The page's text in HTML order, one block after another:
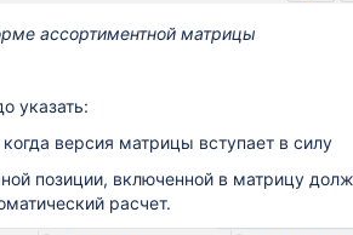
ассортиментной матрицы
указать:
версия матрицы вступает в силу
позиции, включенной в матрицу
расчет.